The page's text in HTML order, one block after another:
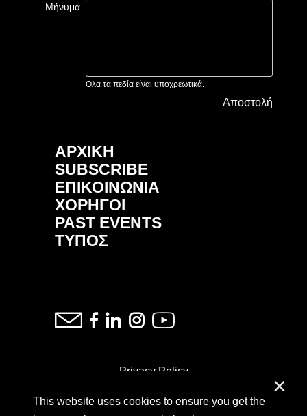
This website uses cookies to ensure you get the
✕
Μήνυμα
Όλα τα πεδία είναι υποχρεωτικά.
Αποστολή
ΑΡΧΙΚΗ
SUBSCRIBE
ΕΠΙΚΟΙΝΩΝΙΑ
ΧΟΡΗΓΟΙ
PAST EVENTS
ΤΥΠΟΣ
Privacy Policy